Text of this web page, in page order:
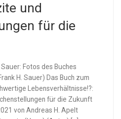
und
für die
Fotos des Buches
H. Sauer) Das Buch zum
Lebensverhältnisse!?:
für die Zukunft
von Andreas H. Apelt